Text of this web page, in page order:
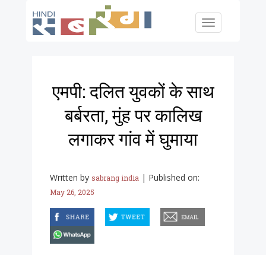
Toggle
एमपी: दलित युवकों के साथ
बर्बरता, मुंह पर कालिख
लगाकर गांव में घुमाया
Written by sabrang india | Published on:
May 26, 2025